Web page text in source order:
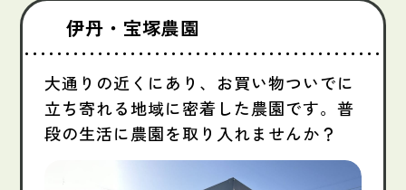
伊丹・宝塚農園
大通りの近くにあり、お買い物ついでに
立ち寄れる地域に密着した農園です。普
段の生活に農園を取り入れませんか？